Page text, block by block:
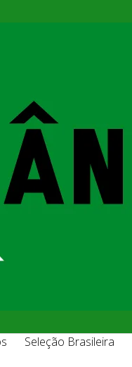
Seleção Brasileira